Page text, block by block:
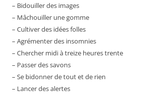
– Bidouiller des images
– Mâchouiller une gomme
– Cultiver des idées folles
– Agrémenter des insomnies
– Chercher midi à treize heures trente
– Passer des savons
– Se bidonner de tout et de rien
– Lancer des alertes